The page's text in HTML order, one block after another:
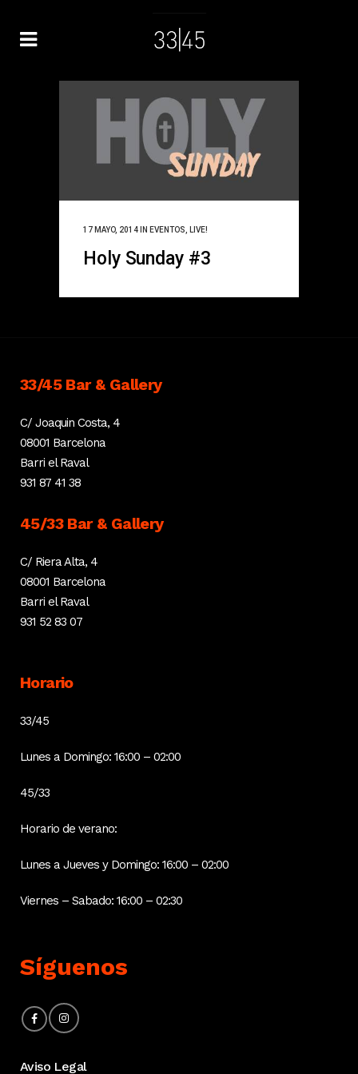
17 MAYO, 2014 IN EVENTOS, LIVE!
Holy Sunday #3
33/45 Bar & Gallery
C/ Joaquin Costa, 4
08001 Barcelona
Barri el Raval
931 87 41 38
45/33 Bar & Gallery
C/ Riera Alta, 4
08001 Barcelona
Barri el Raval
931 52 83 07
Horario
33/45
Lunes a Domingo: 16:00 – 02:00
45/33
Horario de verano:
Lunes a Jueves y Domingo: 16:00 – 02:00
Viernes – Sabado: 16:00 – 02:30
Síguenos
Aviso Legal